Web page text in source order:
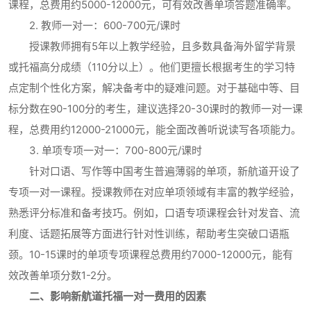
课程，总费用约5000-12000元，可有效改善单项答题准确率。
2. 教师一对一：600-700元/课时
授课教师拥有5年以上教学经验，且多数具备海外留学背景
或托福高分成绩（110分以上）。他们更擅长根据考生的学习特
点定制个性化方案，解决备考中的疑难问题。对于基础中等、目
标分数在90-100分的考生，建议选择20-30课时的教师一对一课
程，总费用约12000-21000元，能全面改善听说读写各项能力。
3. 单项专项一对一：700-800元/课时
针对口语、写作等中国考生普遍薄弱的单项，新航道开设了
专项一对一课程。授课教师在对应单项领域有丰富的教学经验，
熟悉评分标准和备考技巧。例如，口语专项课程会针对发音、流
利度、话题拓展等方面进行针对性训练，帮助考生突破口语瓶
颈。10-15课时的单项专项课程总费用约7000-12000元，能有
效改善单项分数1-2分。
二、影响新航道托福一对一费用的因素